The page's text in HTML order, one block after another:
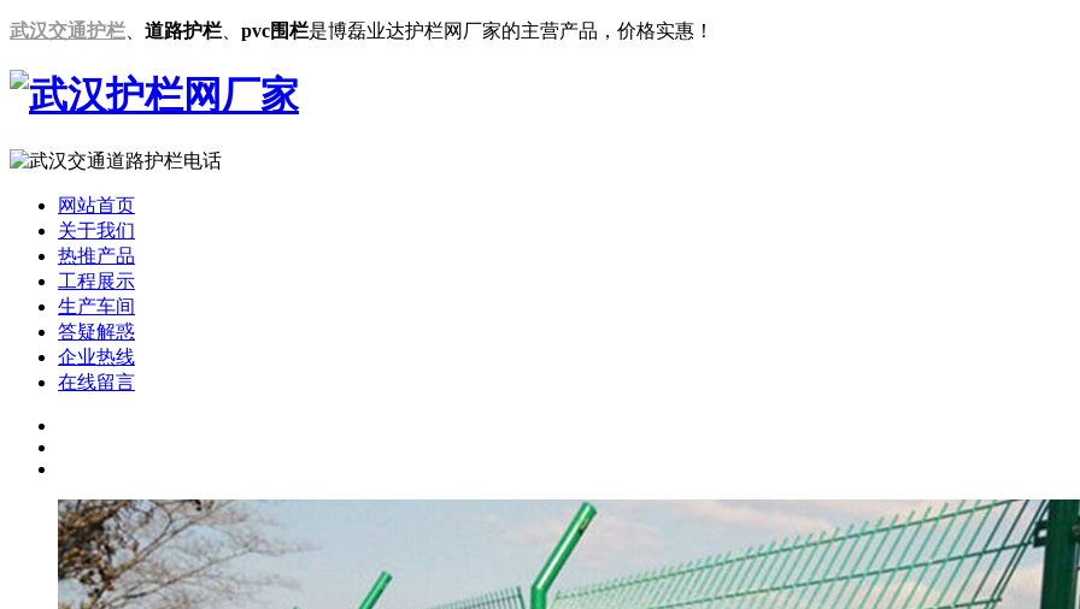
武汉交通护栏 道路护栏 pvc围栏是博磊业达护栏网厂家的主营产品，价格实惠！
网站首页
关于我们
热推产品
工程展示
生产车间
答疑解惑
企业热线
在线留言